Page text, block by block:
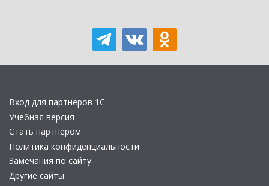
Вход для партнеров 1С
Учебная версия
Стать партнером
Политика конфиденциальности
Замечания по сайту
Другие сайты